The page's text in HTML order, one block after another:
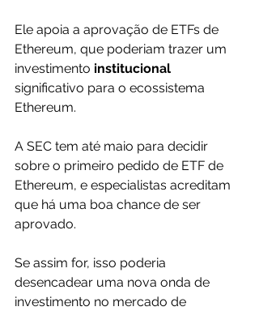
Ele apoia a aprovação de ETFs de
Ethereum, que poderiam trazer um
investimento institucional
significativo para o ecossistema
Ethereum.
A SEC tem até maio para decidir
sobre o primeiro pedido de ETF de
Ethereum, e especialistas acreditam
que há uma boa chance de ser
aprovado.
Se assim for, isso poderia
desencadear uma nova onda de
investimento no mercado de